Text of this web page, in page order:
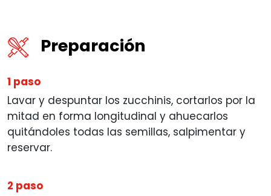
Preparación
1 paso
Lavar y despuntar los zucchinis, cortarlos por la
mitad en forma longitudinal y ahuecarlos
quitándoles todas las semillas, salpimentar y
reservar.
2 paso